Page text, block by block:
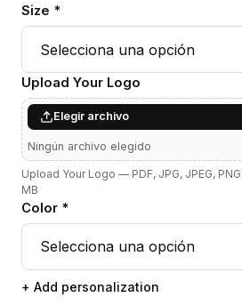
Size *
Upload Your Logo
Elegir archivo
Ningún archivo elegido
Upload Your Logo — PDF, JPG, JPEG,
MB
Color *
+ Add personalization